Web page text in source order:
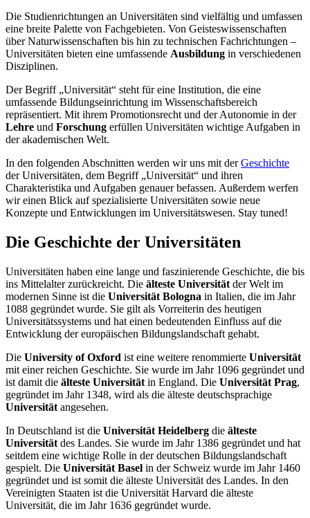
Die Studienrichtungen an Universitäten sind vielfältig und umfassen
eine breite Palette von Fachgebieten. Von Geisteswissenschaften
über Naturwissenschaften bis hin zu technischen Fachrichtungen –
Universitäten bieten eine umfassende Ausbildung in verschiedenen
Disziplinen.
Der Begriff „Universität“ steht für eine Institution, die eine
umfassende Bildungseinrichtung im Wissenschaftsbereich
repräsentiert. Mit ihrem Promotionsrecht und der Autonomie in der
Lehre und Forschung erfüllen Universitäten wichtige Aufgaben in
der akademischen Welt.
In den folgenden Abschnitten werden wir uns mit derGeschichte
der Universitäten, dem Begriff „Universität“ und ihren
Charakteristika und Aufgaben genauer befassen. Außerdem werfen
wir einen Blick auf spezialisierte Universitäten sowie neue
Konzepte und Entwicklungen im Universitätswesen. Stay tuned!
Die Geschichte der Universitäten
Universitäten haben eine lange und faszinierende Geschichte, die bis
ins Mittelalter zurückreicht. Die älteste Universität der Welt im
modernen Sinne ist die Universität Bologna in Italien, die im Jahr
1088 gegründet wurde. Sie gilt als Vorreiterin des heutigen
Universitätssystems und hat einen bedeutenden Einfluss auf die
Entwicklung der europäischen Bildungslandschaft gehabt.
Die University of Oxford ist eine weitere renommierte Universität
mit einer reichen Geschichte. Sie wurde im Jahr 1096 gegründet und
ist damit die älteste Universität in England. Die Universität Prag,
gegründet im Jahr 1348, wird als die älteste deutschsprachige
Universität angesehen.
In Deutschland ist die Universität Heidelberg die älteste
Universität des Landes. Sie wurde im Jahr 1386 gegründet und hat
seitdem eine wichtige Rolle in der deutschen Bildungslandschaft
gespielt. Die Universität Basel in der Schweiz wurde im Jahr 1460
gegründet und ist somit die älteste Universität des Landes. In den
Vereinigten Staaten ist die Universität Harvard die älteste
Universität, die im Jahr 1636 gegründet wurde.